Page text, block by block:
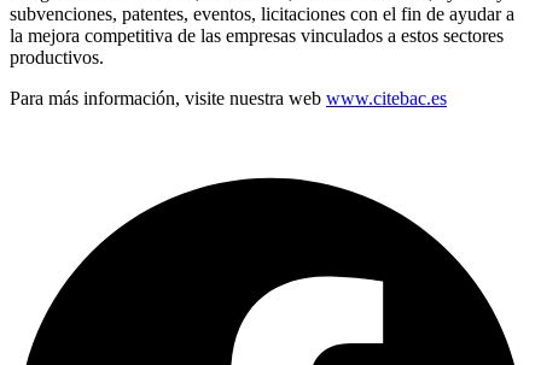
subvenciones, patentes, eventos, licitaciones con el fin de ayudar a
la mejora competitiva de las empresas vinculados a estos sectores
productivos.
Para más información, visite nuestra web www.citebac.es